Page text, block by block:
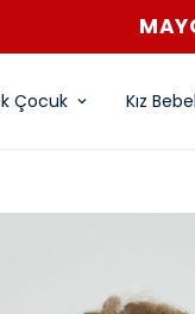
Çocuk Kız